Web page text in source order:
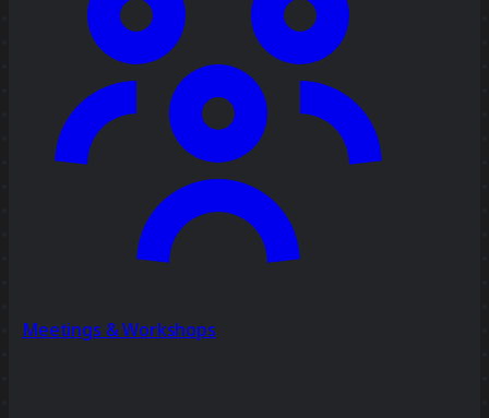
Meetings & Workshops